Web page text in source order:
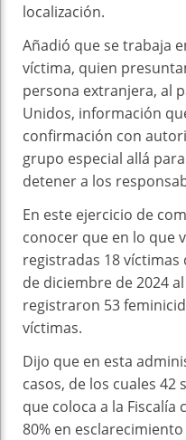
localización.
Añadió que se trabaja
víctima, quien
persona extranjera, al
Unidos, información
confirmación con
grupo especial allá
detener a los
En este ejercicio de
conocer que en lo que
registradas 18 víctimas
de diciembre de 2024
registraron 53
víctimas.
Dijo que en esta
casos, de los cuales 42
que coloca a la Fiscalía
80% en